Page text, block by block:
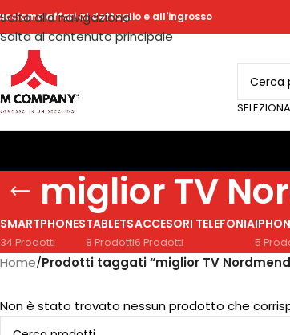
Salta alla navigazione
Salta al contenuto principale
affari al dettaglio e all'ingrosso
miglior TV
SMARTPHONES
34 Prodotti
TABLETS
8 Prodotti
ACCESORI TELEFONIA
6 Prodotti 5
Home/Prodotti taggati “miglior TV
Non è stato trovato nessun prodotto che